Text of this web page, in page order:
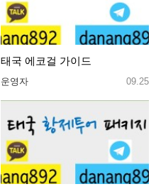
태국 에코걸 가이드
운영자 09.25